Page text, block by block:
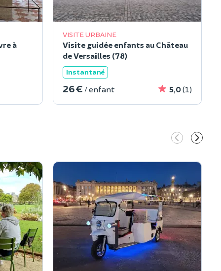
à
VISITE URBAINE
Visite guidée enfants au Château
de Versailles (78)
Instantané
26 € / enfant 5,0(1)